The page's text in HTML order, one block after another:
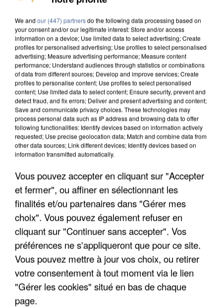
UN SECOND CADRE DE LA DZ MAFIA
INTERPELLÉ EN ALGÉRIE
We and our (447) partnersdo the following data processing based on
your consent and/or our legitimate interest: Store and/or access
information on a device; Use limited data to select advertising; Create
profiles for personalised advertising; Use profiles to select personalised
advertising; Measure advertising performance; Measure content
performance; Understand audiences through statistics or combinations
of data from different sources; Develop and improve services; Create
profiles to personalise content; Use profiles to select personalised
content; Use limited data to select content; Ensure security, prevent and
detect fraud, and fix errors; Deliver and present advertising and content;
Save and communicate privacy choices. These technologies may
process personal data such as IP address and browsing data to offer
following functionalities: Identify devices based on information actively
requested; Use precise geolocation data; Match and combine data from
other data sources; Link different devices; Identify devices based on
information transmitted automatically.
Vous pouvez accepter en cliquant sur "Accepter
et fermer", ou affiner en sélectionnant les
finalités et/ou partenaires dans "Gérer mes
choix". Vous pouvez également refuser en
cliquant sur "Continuer sans accepter". Vos
préférences ne s'appliqueront que pour ce site.
Vous pouvez mettre à jour vos choix, ou retirer
votre consentement à tout moment via le lien
"Gérer les cookies" situé en bas de chaque
page.